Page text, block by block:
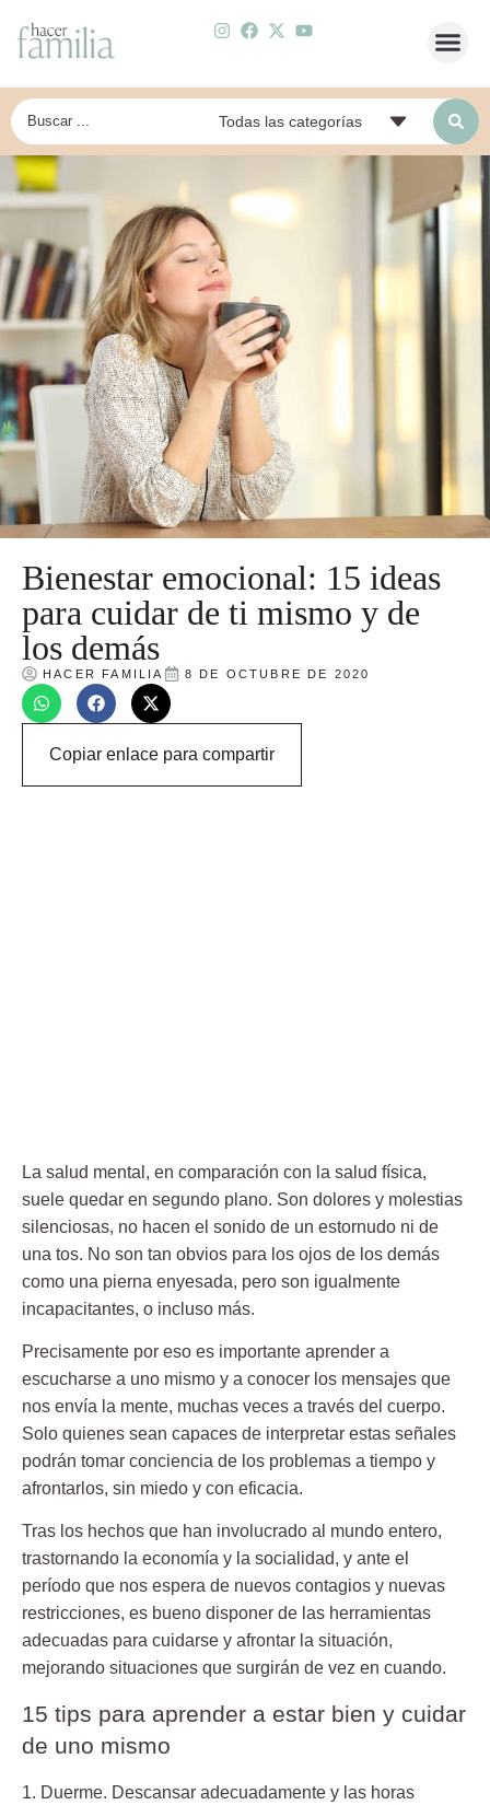
Bienestar emocional: 15 ideas
para cuidar de ti mismo y de
los demás
HACER FAMILIA 8 DE OCTUBRE DE 2020
Copiar enlace para compartir
La salud mental, en comparación con la salud física,
suele quedar en segundo plano. Son dolores y molestias
silenciosas, no hacen el sonido de un estornudo ni de
una tos. No son tan obvios para los ojos de los demás
como una pierna enyesada, pero son igualmente
incapacitantes, o incluso más.
Precisamente por eso es importante aprender a
escucharse a uno mismo y a conocer los mensajes que
nos envía la mente, muchas veces a través del cuerpo.
Solo quienes sean capaces de interpretar estas señales
podrán tomar conciencia de los problemas a tiempo y
afrontarlos, sin miedo y con eficacia.
Tras los hechos que han involucrado al mundo entero,
trastornando la economía y la socialidad, y ante el
período que nos espera de nuevos contagios y nuevas
restricciones, es bueno disponer de las herramientas
adecuadas para cuidarse y afrontar la situación,
mejorando situaciones que surgirán de vez en cuando.
15 tips para aprender a estar bien y cuidar
de uno mismo
1. Duerme. Descansar adecuadamente y las horas